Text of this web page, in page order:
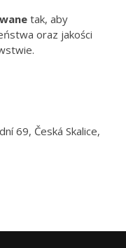
tak, aby
oraz jakości
69, Česká Skalice,